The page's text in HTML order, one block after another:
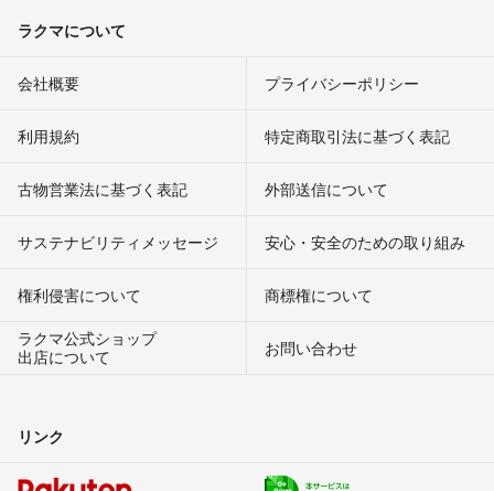
ラクマについて
会社概要 プライバシーポリシー
利用規約 特定商取引法に基づく表記
古物営業法に基づく表記 外部送信について
サステナビリティメッセージ 安心・安全のための取り組み
権利侵害について
商標権について
ラクマ公式ショップ
出店について
お問い合わせ
リンク